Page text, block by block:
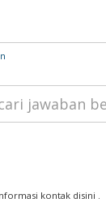
kontak disini .